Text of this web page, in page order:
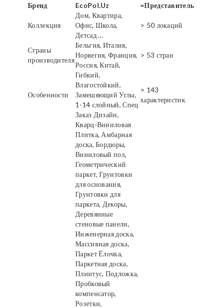
Бренд EcoPol.Uz =Представитель
Коллекция
Дом, Квартира,
Офис, Школа,
Детсад ...
> 50 локаций
Страны
производителя
Бельгия, Италия,
Норвегия, Франция,
Россия, Китай,
> 53 стран
Особенности
Гибкий,
Влагостойкий,
Замешяющий Углы,
1-14 слойный, Спец
Заказ Дизайн,
> 143
характеристик
Кварц-Виниловая
Плитка, Амбарная
доска, Бордюры,
Виниловый пол,
Геометрический
паркет, Грунтовки
для основания,
Грунтовки для
паркета, Декоры,
Деревянные
стеновые панели,
Инженерная доска,
Массивная доска,
Паркет Ёлочка,
Паркетная доска,
Плинтус, Подложка,
Пробковый
компенсатор,
Розетки,